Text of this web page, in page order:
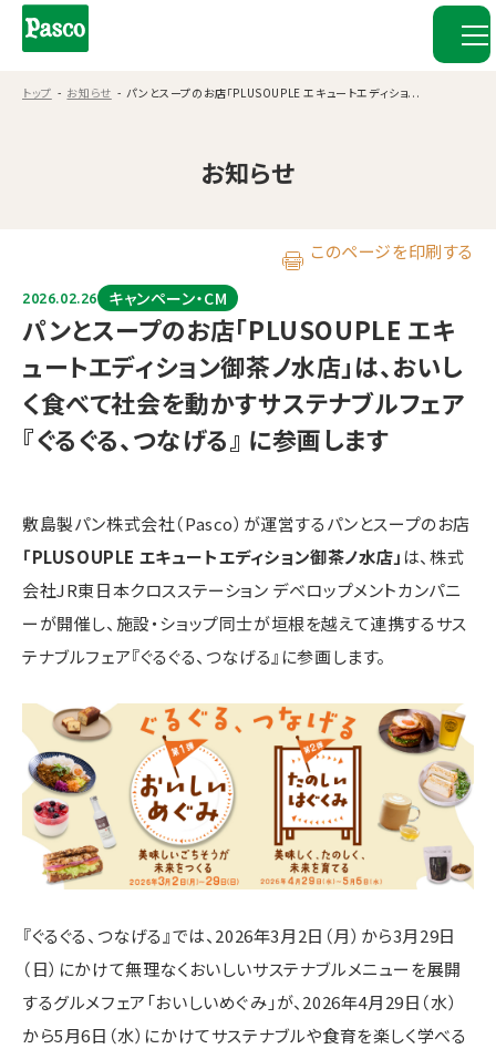
トップ お知らせ パンとスープのお店「PLUSOUPLE エキュートエディショ...
お知らせ
パンとスープのお店「PLUSOUPLE エキ
ュートエディション御茶ノ水店」は、おいし
く食べて社会を動かすサステナブルフェア
『ぐるぐる、つなげる』 に参画します
2026.02.26 キャンペーン・CM
このページを印刷する
敷島製パン株式会社（Pasco）が運営するパンとスープのお店
「PLUSOUPLE エキュートエディション御茶ノ水店」 は、株式
会社JR東日本クロスステーション デベロップメントカンパニ
ーが開催し、施設・ショップ同士が垣根を越えて連携するサス
テナブルフェア『ぐるぐる、つなげる』に参画します。
『ぐるぐる、つなげる』では、2026年3月2日（月）から3月29日
（日）にかけて無理なくおいしいサステナブルメニューを展開
するグルメフェア「おいしいめぐみ」が、2026年4月29日（水）
から5月6日（水）にかけてサステナブルや食育を楽しく学べる